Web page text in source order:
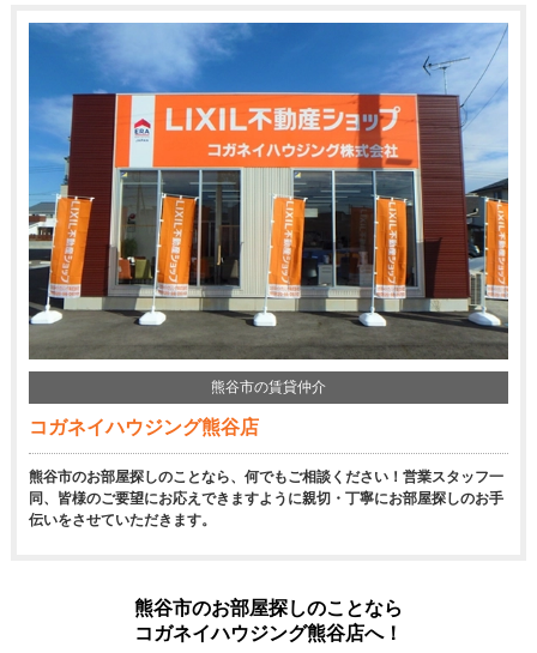
熊谷市の賃貸仲介
コガネイハウジング熊谷店
熊谷市のお部屋探しのことなら、何でもご相談ください！営業スタッフ一
同、皆様のご要望にお応えできますように親切・丁寧にお部屋探しのお手
伝いをさせていただきます。
熊谷市のお部屋探しのことなら
コガネイハウジング熊谷店へ！